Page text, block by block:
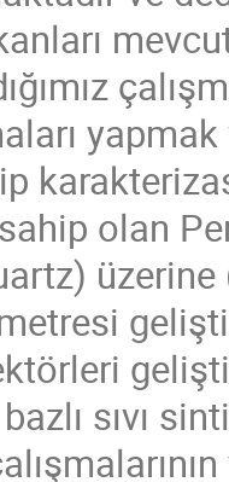
yapmak
sahip olan
sıvı